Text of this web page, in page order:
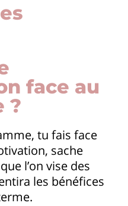
face au
?
tu fais face
sache
l’on vise des
les bénéfices